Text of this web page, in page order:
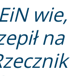
wie,
na